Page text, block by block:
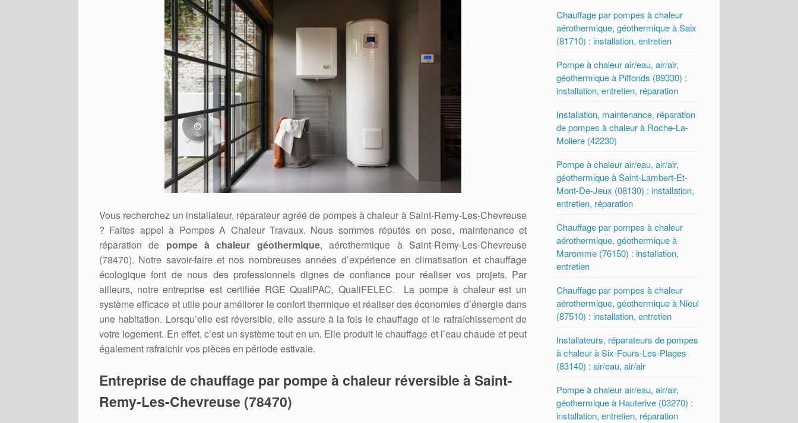
Vous recherchez un installateur, réparateur agréé de pompes à chaleur à Saint-Remy-Les-Chevreuse
? Faites appel à Pompes A Chaleur Travaux. Nous sommes réputés en pose, maintenance et
réparation de pompe à chaleur géothermique, aérothermique à Saint-Remy-Les-Chevreuse
(78470). Notre savoir-faire et nos nombreuses années d’expérience en climatisation et chauffage
écologique font de nous des professionnels dignes de confiance pour réaliser vos projets. Par
ailleurs, notre entreprise est certifiée RGE QualiPAC, QualiFELEC. La pompe à chaleur est un
système efficace et utile pour améliorer le confort thermique et réaliser des économies d’énergie dans
une habitation. Lorsqu’elle est réversible, elle assure à la fois le chauffage et le rafraîchissement de
votre logement. En effet, c’est un système tout en un. Elle produit le chauffage et l’eau chaude et peut
également rafraichir vos pièces en période estivale.
Entreprise de chauffage par pompe à chaleur réversible à Saint-
Remy-Les-Chevreuse (78470)
Chauffage par pompes à chaleur
aérothermique, géothermique à Saix
(81710) : installation, entretien
Pompe à chaleur air/eau, air/air,
géothermique à Piffonds (89330) :
installation, entretien, réparation
Installation, maintenance, réparation
de pompes à chaleur à Roche-La-
Moliere (42230)
Pompe à chaleur air/eau, air/air,
géothermique à Saint-Lambert-Et-
Mont-De-Jeux (08130) : installation,
entretien, réparation
Chauffage par pompes à chaleur
aérothermique, géothermique à
Maromme (76150) : installation,
entretien
Chauffage par pompes à chaleur
aérothermique, géothermique à Nieul
(87510) : installation, entretien
Installateurs, réparateurs de pompes
à chaleur à Six-Fours-Les-Plages
(83140) : air/eau, air/air
Pompe à chaleur air/eau, air/air,
géothermique à Hauterive (03270) :
installation, entretien, réparation